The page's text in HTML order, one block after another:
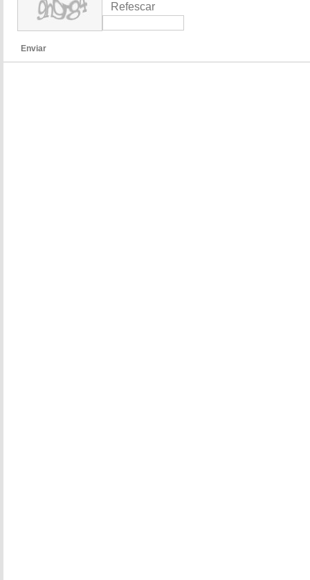
Refescar
Enviar